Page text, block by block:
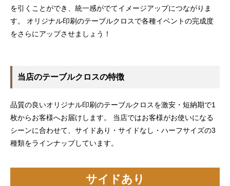
を引くことができ、統一感がでてイメージアップにつながりま
す。 オリジナル印刷のテーブルクロスで各種イベントの完成度
をさらにアップさせましょう！
当店のテーブルクロスの特徴
品質の良いオリジナル印刷のテーブルクロスを激安・短納期で1
枚からお客様へお届けします。 当店ではお客様がお使いになる
シーンに合わせて、サイドあり・サイドなし・ハーフサイズの3
種類をラインナップしています。
サイドあり